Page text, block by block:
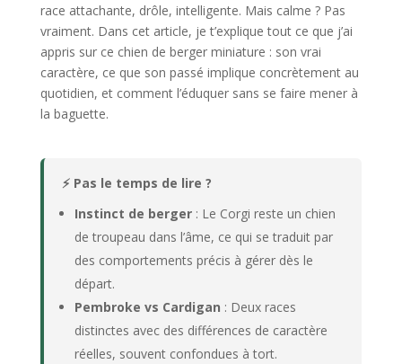
race attachante, drôle, intelligente. Mais calme ? Pas
vraiment. Dans cet article, je t’explique tout ce que j’ai
appris sur ce chien de berger miniature : son vrai
caractère, ce que son passé implique concrètement au
quotidien, et comment l’éduquer sans se faire mener à
la baguette.
⚡ Pas le temps de lire ?
Instinct de berger: Le Corgi reste un chien
de troupeau dans l’âme, ce qui se traduit par
des comportements précis à gérer dès le
départ.
Pembroke vs Cardigan : Deux races
distinctes avec des différences de caractère
réelles, souvent confondues à tort.